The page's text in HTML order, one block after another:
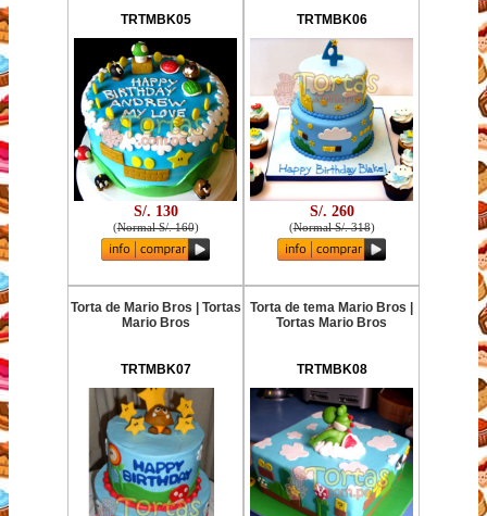
TRTMBK05
S/. 130
(Normal S/. 160)
TRTMBK06
S/. 260
(Normal S/. 318)
Torta de Mario Bros | Tortas
Mario Bros
TRTMBK07
Torta de tema Mario Bros |
Tortas Mario Bros
TRTMBK08